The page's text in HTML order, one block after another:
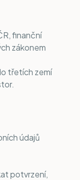
finanční
zákonem
třetích zemí
údajů
potvrzení,